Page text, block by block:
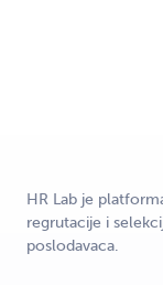
HR Lab je
regrutacije i
poslodavaca.